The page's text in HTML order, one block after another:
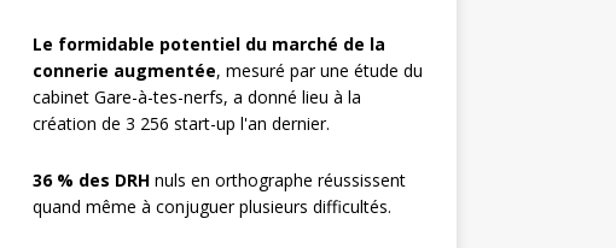
Le formidable potentiel du marché de la
connerie augmentée, mesuré par une étude du
cabinet Gare-à-tes-nerfs, a donné lieu à la
création de 3 256 start-up l'an dernier.
36 % des DRH nuls en orthographe réussissent
quand même à conjuguer plusieurs difficultés.